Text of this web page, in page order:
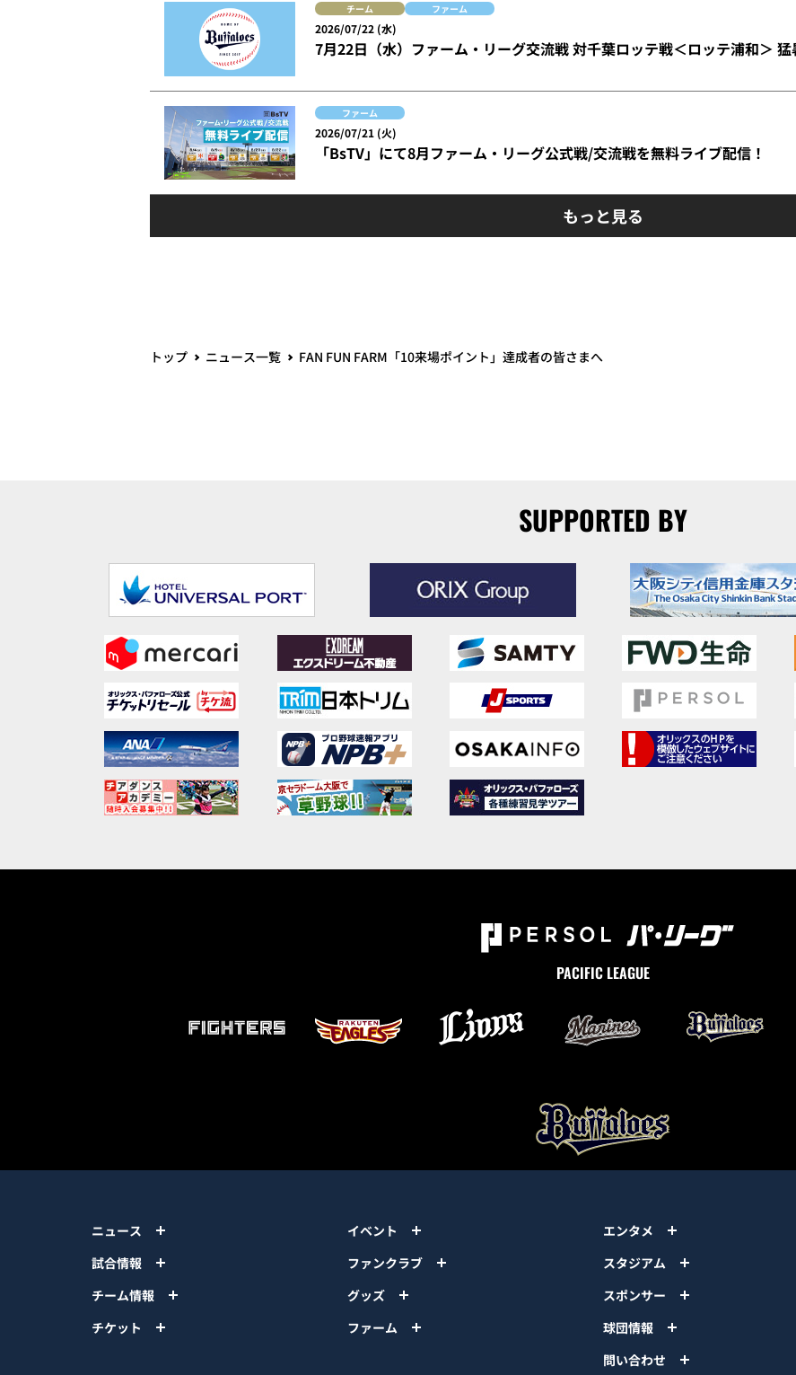
チーム ファーム
2026/07/22 (水)
7月22日（水）ファーム・リーグ交流戦 対千葉ロッテ戦＜ロッテ浦和＞
ファーム
2026/07/21 (火)
「BsTV」にて8月ファーム・リーグ公式戦/交流戦を無料ライブ配信！
もっと見る
トップ ニュース一覧 FAN FUN FARM「10来場ポイント」達成者の皆さまへ
SUPPORTED BY
PACIFIC LEAGUE
ニュース
試合情報
チーム情報
チケット
イベント
ファンクラブ
グッズ
ファーム
エンタメ
スタジアム
スポンサー
球団情報
問い合わせ